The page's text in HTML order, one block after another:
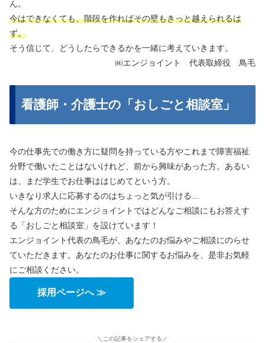
ん。
今はできなくても、階段を作ればその壁もきっと越えられるは
ず。
そう信じて、どうしたらできるかを一緒に考えていきます。
㈱エンジョイント 代表取締役 鳥毛
看護師・介護士の「おしごと相談室」
今の仕事先での働き方に疑問を持っている方やこれまで障害福祉
分野で働いたことはないけれど、前から興味があった方。あるい
は、まだ学生でお仕事ははじめてという方。
いきなり求人に応募するのはちょっと気が引ける…
そんな方のためにエンジョイントではどんなご相談にもお答えす
る「おしごと相談室」を設けています！
エンジョイント代表の鳥毛が、あなたのお悩みやご相談にのらせ
ていただきます。あなたのお仕事に関するお悩みを、是非お気軽
にご相談ください。
採用ページへ ≫
＼この記事をシェアする／